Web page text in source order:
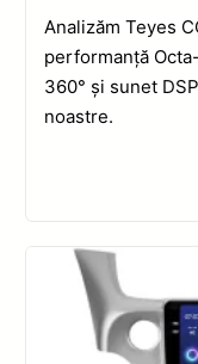
Analizăm Teyes
performanță
360° și sunet
noastre.